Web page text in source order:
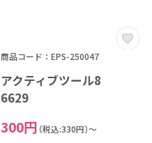
商品コード：EPS-250047
アクティブツール8
6629
300円 （税込:330円）～